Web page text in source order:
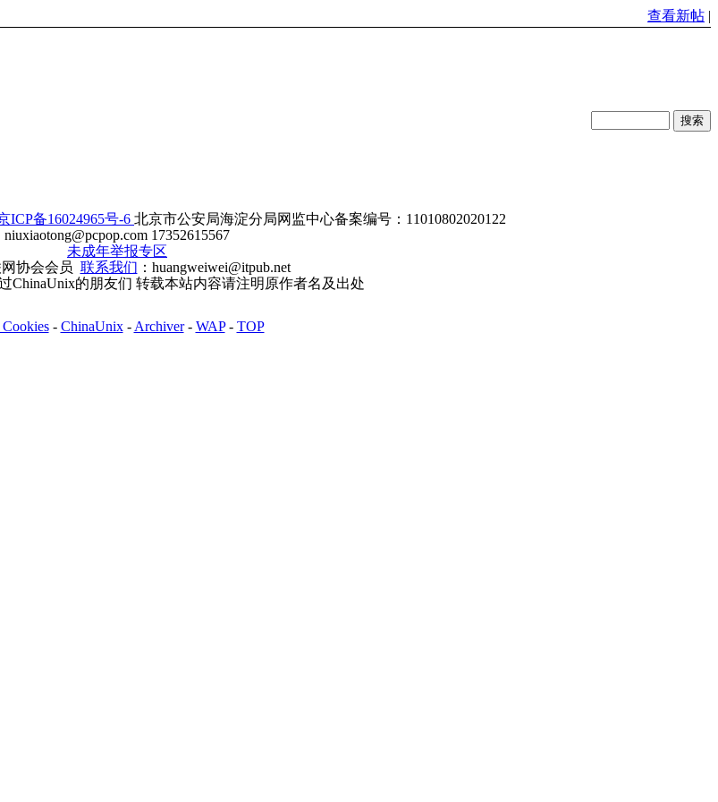
查看新帖 |
ICP备16024965号-6 北京市公安局海淀分局网监中心备案编号：11010802020122
niuxiaotong@pcpop.com 17352615567
未成年举报专区
协会会员 联系我们 ：huangweiwei@itpub.net
ChinaUnix的朋友们 转载本站内容请注明原作者名及出处
- ChinaUnix- Archiver- WAP- TOP